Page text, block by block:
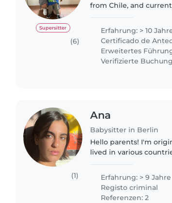
Supersitter
(6)
from Chile, and
Erfahrung: > 10
Certificado de
Erweitertes
Verifizierte
(1)
Ana
Babysitter in Berlin
Hello parents! I'm originally from Porto, Portugal. I have
lived in various
children in..
Erfahrung: > 9 Jahre
Registo criminal
Referenzen: 2